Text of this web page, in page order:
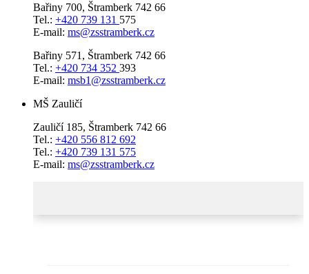
Bařiny 700, Štramberk 742 66
Tel.: +420 739 131 575
E-mail: ms@zsstramberk.cz
Bařiny 571, Štramberk 742 66
Tel.: +420 734 352 393
E-mail: msb1@zsstramberk.cz
MŠ Zauličí
Zauličí 185, Štramberk 742 66
Tel.: +420 556 812 692
Tel.: +420 739 131 575
E-mail: ms@zsstramberk.cz